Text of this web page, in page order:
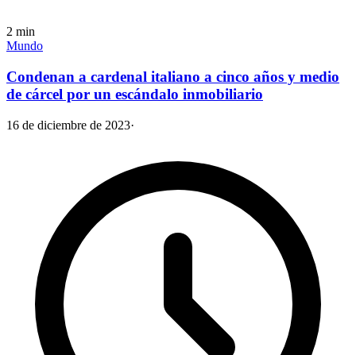
2 min
Mundo
Condenan a cardenal italiano a cinco años y medio
de cárcel por un escándalo inmobiliario
16 de diciembre de 2023·